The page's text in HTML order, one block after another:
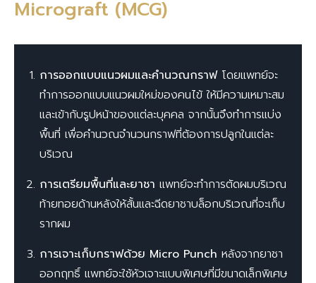
Micrograft (MCG)
การออกแบบแนวผมและคำนวณกราฟโดยแพทย์จะ
ทำการออกแบบแนวผมใหม่ของคนไข้ ให้มีความเหมาะสม
และเข้ากับรูปหน้าของแต่ละบุคคล จากนั้นจึงทำการแบ่ง
พื้นที่ เพื่อคำนวณจำนวนกราฟที่ต้องการปลูกในแต่ละ
บริเวณ
การเตรียมพื้นที่และยาชา แพทย์จะทำการตัดผมบริเวณ
ท้ายทอยด้านหลังให้สั้นและฉีดยาชาบล็อกบริเวณที่จะเก็บ
รากผม
การเจาะเก็บกราฟด้วย Micro Punch หลังจากยาชา
ออกฤทธิ์ แพทย์จะใช้หัวเจาะแบบพิเศษที่มีขนาดเล็กพิเศษ